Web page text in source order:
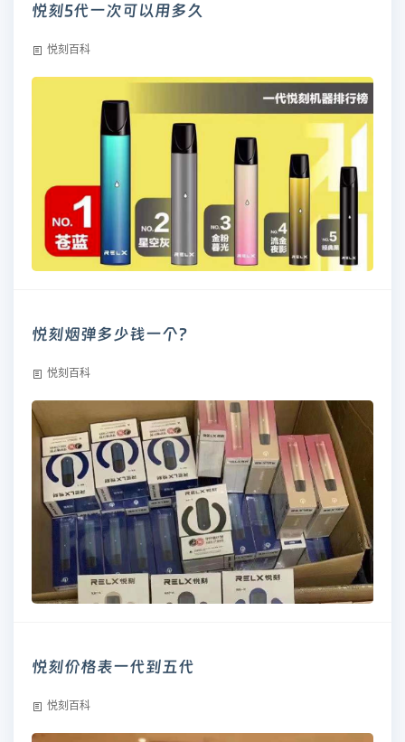
悦刻5代一次可以用多久
悦刻百科
悦刻烟弹多少钱一个？
悦刻百科
悦刻价格表一代到五代
悦刻百科